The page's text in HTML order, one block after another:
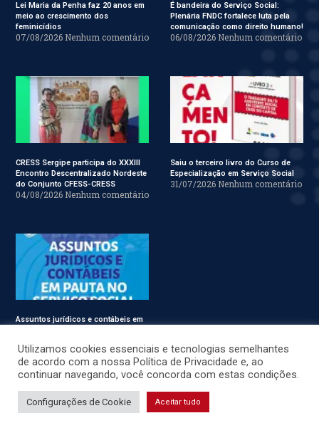
Lei Maria da Penha faz 20 anos em
meio ao crescimento dos
feminicídios
07/08/2026 Nenhum comentário
É bandeira do Serviço Social:
Plenária FNDC fortalece luta pela
comunicação como direito humano!
06/08/2026 Nenhum comentário
CRESS Sergipe participa do XXXIII
Encontro Descentralizado Nordeste
do Conjunto CFESS-CRESS
04/08/2026 Nenhum comentário
Saiu o terceiro livro do Curso de
Especialização em Serviço Social
31/07/2026 Nenhum comentário
Assuntos jurídicos e contábeis em
© CRESS-SE 2022. Todos os Direitos Reservados.
Desenvolvido porJSWEBMIDIA
Utilizamos cookies essenciais e tecnologias semelhantes
de acordo com a nossa Política de Privacidade e, ao
continuar navegando, você concorda com estas condições.
Configurações de Cookie Aceitar tudo